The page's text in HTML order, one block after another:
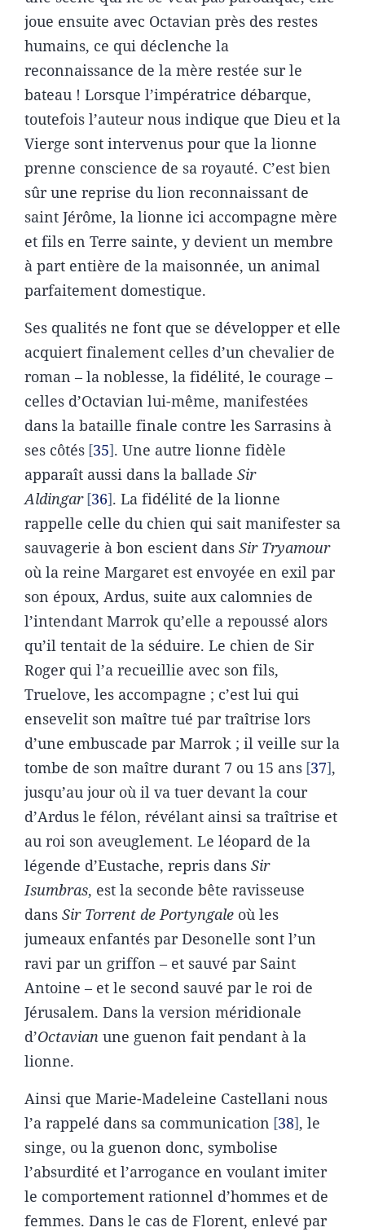
joue ensuite avec Octavian près des restes
humains, ce qui déclenche la
reconnaissance de la mère restée sur le
bateau ! Lorsque l’impératrice débarque,
toutefois l’auteur nous indique que Dieu et la
Vierge sont intervenus pour que la lionne
prenne conscience de sa royauté. C’est bien
sûr une reprise du lion reconnaissant de
saint Jérôme, la lionne ici accompagne mère
et fils en Terre sainte, y devient un membre
à part entière de la maisonnée, un animal
parfaitement domestique.
Ses qualités ne font que se développer et elle
acquiert finalement celles d’un chevalier de
roman – la noblesse, la fidélité, le courage –
celles d’Octavian lui-même, manifestées
dans la bataille finale contre les Sarrasins à
ses côtés 35 . Une autre lionne fidèle
apparaît aussi dans la ballade Sir
Aldingar 36 . La fidélité de la lionne
rappelle celle du chien qui sait manifester sa
sauvagerie à bon escient dans Sir Tryamour
où la reine Margaret est envoyée en exil par
son époux, Ardus, suite aux calomnies de
l’intendant Marrok qu’elle a repoussé alors
qu’il tentait de la séduire. Le chien de Sir
Roger qui l’a recueillie avec son fils,
Truelove, les accompagne ; c’est lui qui
ensevelit son maître tué par traîtrise lors
d’une embuscade par Marrok ; il veille sur la
tombe de son maître durant 7 ou 15 ans 37 ,
jusqu’au jour où il va tuer devant la cour
d’Ardus le félon, révélant ainsi sa traîtrise et
au roi son aveuglement. Le léopard de la
légende d’Eustache, repris dans Sir
Isumbras, est la seconde bête ravisseuse
dans Sir Torrent de Portyngale où les
jumeaux enfantés par Desonelle sont l’un
ravi par un griffon – et sauvé par Saint
Antoine – et le second sauvé par le roi de
Jérusalem. Dans la version méridionale
d’Octavian une guenon fait pendant à la
lionne.
Ainsi que Marie-Madeleine Castellani nous
l’a rappelé dans sa communication 38 , le
singe, ou la guenon donc, symbolise
l’absurdité et l’arrogance en voulant imiter
le comportement rationnel d’hommes et de
femmes. Dans le cas de Florent, enlevé par